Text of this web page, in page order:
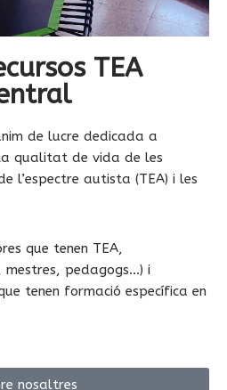
TEA
de lucre dedicada a
qualitat de vida de les
l’espectre autista (TEA) i les
que tenen TEA,
mestres, pedagogs…) i
tenen formació específica en
nosaltres